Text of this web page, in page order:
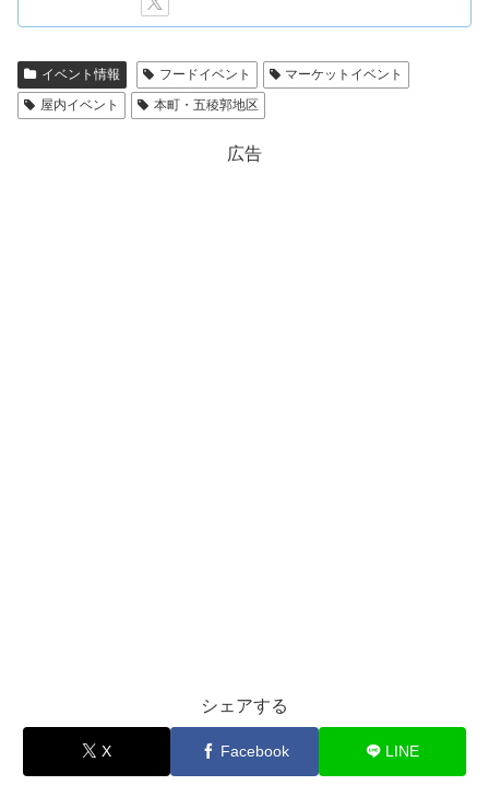
イベント情報 フードイベント
マーケットイベント
屋内イベント
本町・五稜郭地区
広告
シェアする
X Facebook LINE